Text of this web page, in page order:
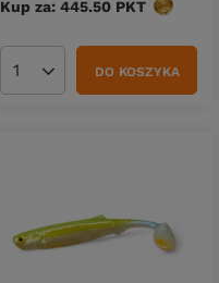
Kup za: 445.50 PKT punktów
Ilość produktówDO KOSZYKA